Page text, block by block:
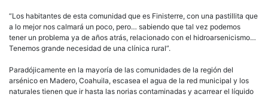
“Los habitantes de esta comunidad que es Finisterre, con una pastillita que
a lo mejor nos calmará un poco, pero… sabiendo que tal vez podemos
tener un problema ya de años atrás, relacionado con el hidroarsenicismo…
Tenemos grande necesidad de una clínica rural”.
Paradójicamente en la mayoría de las comunidades de la región del
arsénico en Madero, Coahuila, escasea el agua de la red municipal y los
naturales tienen que ir hasta las norias contaminadas y acarrear el líquido